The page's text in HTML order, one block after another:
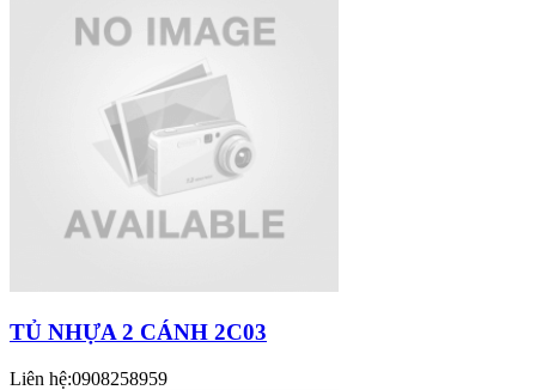
TỦ NHỰA 2 CÁNH 2C03
Liên hệ:0908258959